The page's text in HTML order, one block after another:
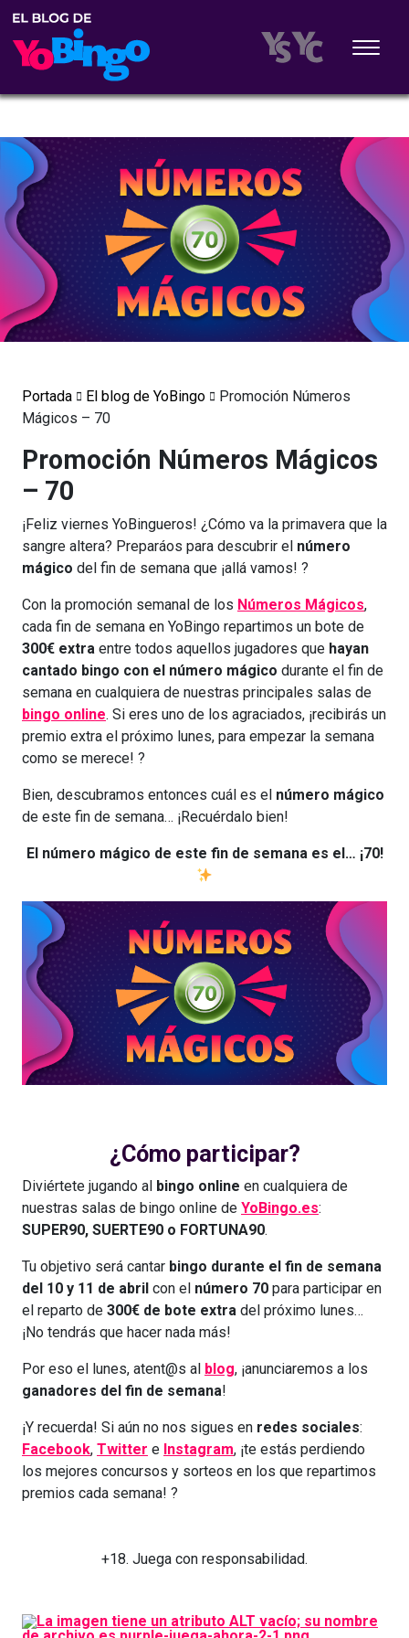
Portada El blog de YoBingo
Promoción Números
Mágicos – 70
Promoción Números Mágicos
– 70
¡Feliz viernes YoBingueros! ¿Cómo va la primavera que la
sangre altera? Preparáos para descubrir el número
mágico del fin de semana que ¡allá vamos! ?
Con la promoción semanal de los Números Mágicos,
cada fin de semana en YoBingo repartimos un bote de
300€ extra entre todos aquellos jugadores que hayan
cantado bingo con el número mágico durante el fin de
semana en cualquiera de nuestras principales salas de
bingo online. Si eres uno de los agraciados, ¡recibirás un
premio extra el próximo lunes, para empezar la semana
como se merece! ?
Bien, descubramos entonces cuál es el número mágico
de este fin de semana… ¡Recuérdalo bien!
El número mágico de este fin de semana es el… ¡70!
¿Cómo participar?
Diviértete jugando al bingo online en cualquiera de
nuestras salas de bingo online de YoBingo.es:
SUPER90, SUERTE90 o FORTUNA90.
Tu objetivo será cantar bingo durante el fin de semana
del 10 y 11 de abril con el número 70 para participar en
el reparto de 300€ de bote extra del próximo lunes…
¡No tendrás que hacer nada más!
Por eso el lunes, atent@s al blog, ¡anunciaremos a los
ganadores del fin de semana!
¡Y recuerda! Si aún no nos sigues en redes sociales:
Facebook, Twitter e Instagram, ¡te estás perdiendo
los mejores concursos y sorteos en los que repartimos
premios cada semana! ?
+18. Juega con responsabilidad.